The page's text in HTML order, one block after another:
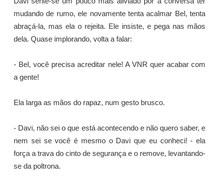
mudando de rumo, ele novamente tenta acalmar Bel, tenta
abraçá-la, mas ela o rejeita. Ele insiste, e pega nas mãos
dela. Quase implorando, volta a falar:
- Bel, você precisa acreditar nele! A VNR quer acabar com
a gente!
Ela larga as mãos do rapaz, num gesto brusco.
- Davi, não sei o que está acontecendo e não quero saber, e
nem sei se você é mesmo o Davi que eu conheci! - ela
força a trava do cinto de segurança e o remove, levantando-
se da poltrona.